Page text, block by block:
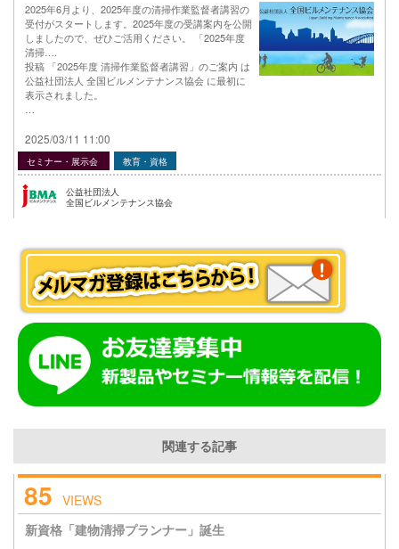
2025年6月より、2025年度の清掃作業監督者講習の
受付がスタートします。2025年度の受講案内を公開
しましたので、ぜひご活用ください。 「2025年度
清掃….
投稿 「2025年度 清掃作業監督者講習」のご案内 は
公益社団法人 全国ビルメンテナンス協会 に最初に
表示されました。
2025/03/11 11:00
セミナー・展示会 教育・資格
公益社団法人
全国ビルメンテナンス協会
関連する記事
85 VIEWS
新資格「建物清掃プランナー」誕生